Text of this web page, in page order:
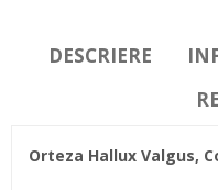
DESCRIERE
Orteza Hallux Valgus,